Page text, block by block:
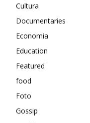
Cultura
Documentaries
Economia
Education
Featured
food
Foto
Gossip